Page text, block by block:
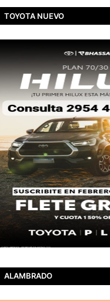
TOYOTA NUEVO
ALAMBRADO